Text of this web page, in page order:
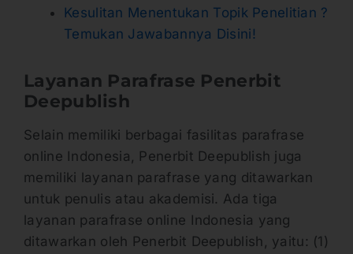
Kesulitan Menentukan Topik Penelitian ?
Temukan Jawabannya Disini!
Layanan Parafrase Penerbit
Deepublish
Selain memiliki berbagai fasilitas parafrase
online Indonesia, Penerbit Deepublish juga
memiliki layanan parafrase yang ditawarkan
untuk penulis atau akademisi. Ada tiga
layanan parafrase online Indonesia yang
ditawarkan oleh Penerbit Deepublish, yaitu: (1)